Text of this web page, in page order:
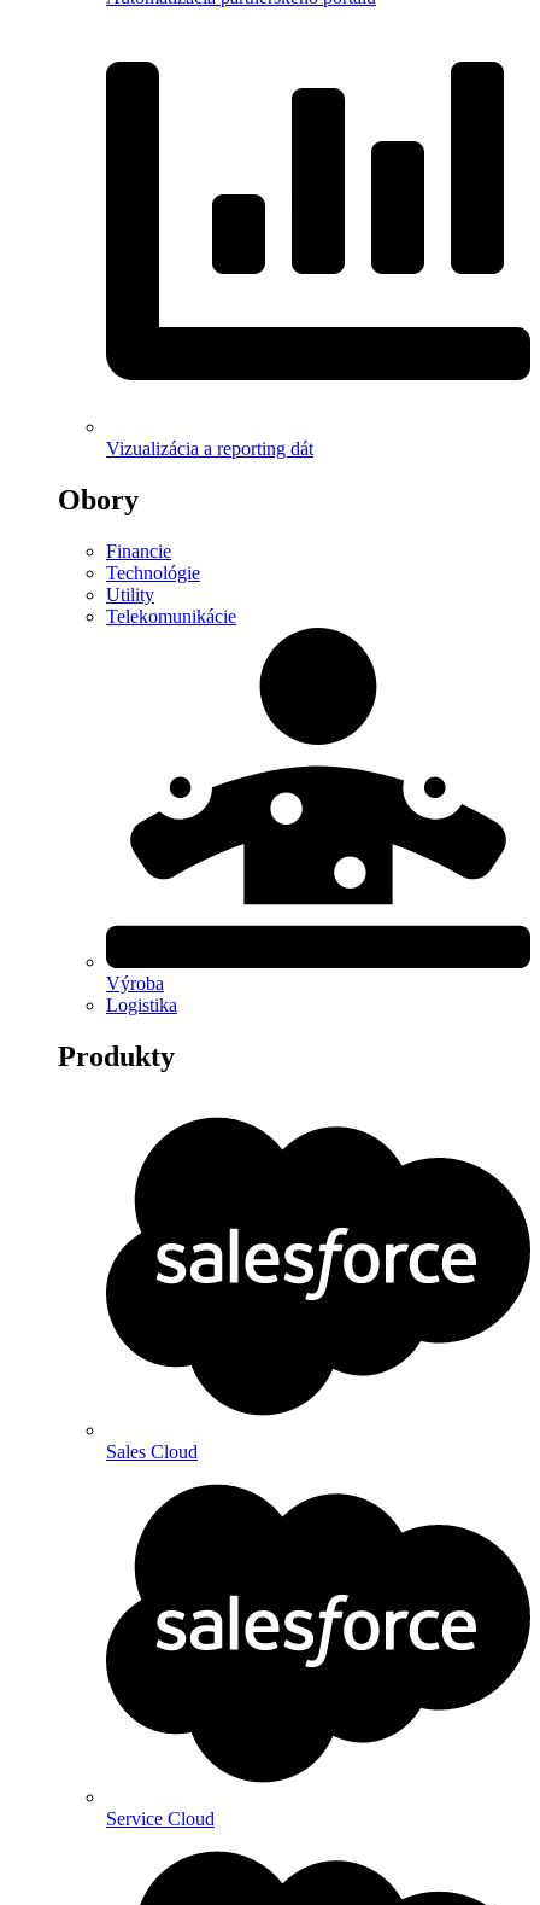
Vizualizácia a reporting dát
Obory
Financie
Technológie
Utility
Telekomunikácie
Výroba
Logistika
Produkty
Sales Cloud
Service Cloud